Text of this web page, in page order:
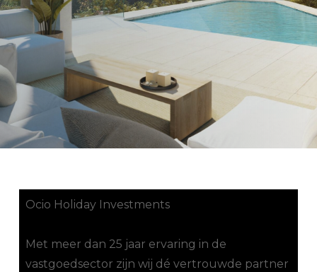
Ocio Holiday Investments
Met meer dan 25 jaar ervaring in de
vastgoedsector zijn wij dé vertrouwde partner